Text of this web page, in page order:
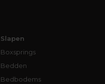
Slapen
Boxsprings
Bedden
Bedbodems